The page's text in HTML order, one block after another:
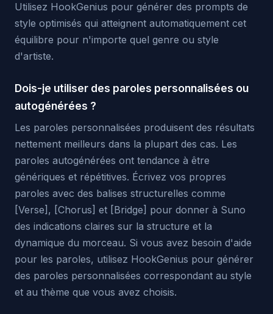
Utilisez HookGenius pour générer des prompts de
style optimisés qui atteignent automatiquement cet
équilibre pour n'importe quel genre ou style
d'artiste.
Dois-je utiliser des paroles personnalisées ou
autogénérées ?
Les paroles personnalisées produisent des résultats
nettement meilleurs dans la plupart des cas. Les
paroles autogénérées ont tendance à être
génériques et répétitives. Écrivez vos propres
paroles avec des balises structurelles comme
[Verse], [Chorus] et [Bridge] pour donner à Suno
des indications claires sur la structure et la
dynamique du morceau. Si vous avez besoin d'aide
pour les paroles, utilisez HookGenius pour générer
des paroles personnalisées correspondant au style
et au thème que vous avez choisis.